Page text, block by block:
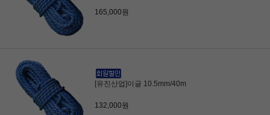
165,000원
[유진산업]이글 10.5mm/40m
132,000원